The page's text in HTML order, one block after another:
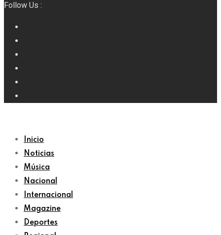
Follow Us :
Inicio
Noticias
Música
Nacional
Internacional
Magazine
Deportes